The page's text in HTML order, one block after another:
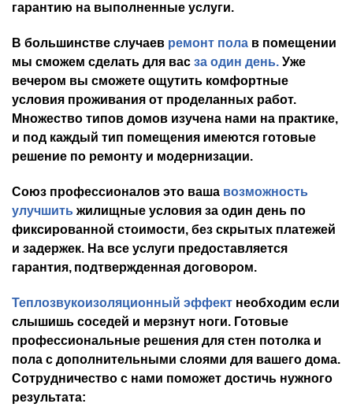
гарантию на выполненные услуги.
В большинстве случаев ремонт пола в помещении
мы сможем сделать для вас за один день. Уже
вечером вы сможете ощутить комфортные
условия проживания от проделанных работ.
Множество типов домов изучена нами на практике,
и под каждый тип помещения имеются готовые
решение по ремонту и модернизации.
Союз профессионалов это ваша возможность
улучшить жилищные условия за один день по
фиксированной стоимости, без скрытых платежей
и задержек. На все услуги предоставляется
гарантия, подтвержденная договором.
Теплозвукоизоляционный эффект необходим если
слышишь соседей и мерзнут ноги. Готовые
профессиональные решения для стен потолка и
пола с дополнительными слоями для вашего дома.
Сотрудничество с нами поможет достичь нужного
результата: